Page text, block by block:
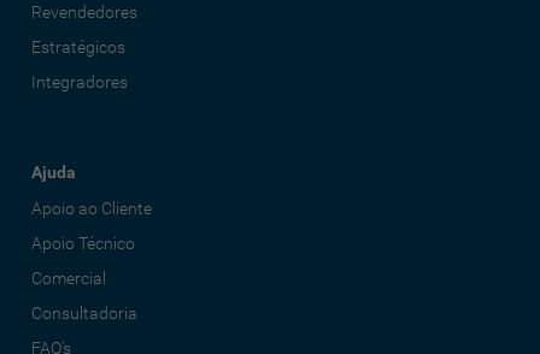
Revendedores
Estratégicos
Integradores
Ajuda
Apoio ao Cliente
Apoio Técnico
Comercial
Consultadoria
FAQ's